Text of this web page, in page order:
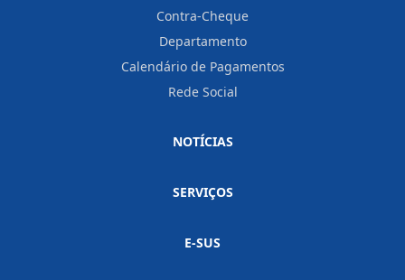
Contra-Cheque
Departamento
Calendário de Pagamentos
Rede Social
NOTÍCIAS
SERVIÇOS
E-SUS